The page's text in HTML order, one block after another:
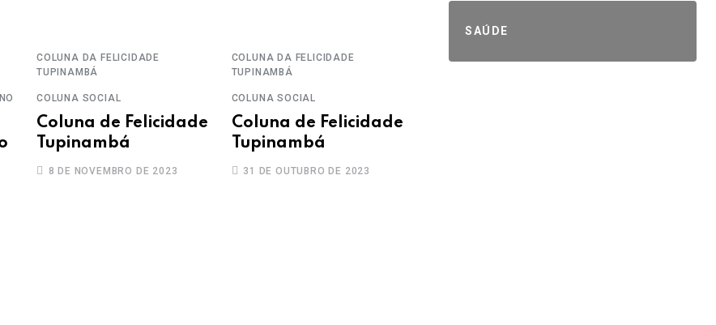
COLUNA DA FELICIDADE
TUPINAMBÁ
COLUNA SOCIAL
Coluna de Felicidade
Tupinambá
8 DE NOVEMBRO DE 2023
COLUNA DA FELICIDADE
TUPINAMBÁ
COLUNA SOCIAL
Coluna de Felicidade
Tupinambá
31 DE OUTUBRO DE 2023
SAÚDE